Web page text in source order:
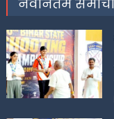
नवीनतम